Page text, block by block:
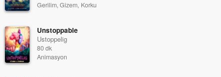
Gerilim, Gizem, Korku
Unstoppable
Ustoppelig
80 dk
Animasyon